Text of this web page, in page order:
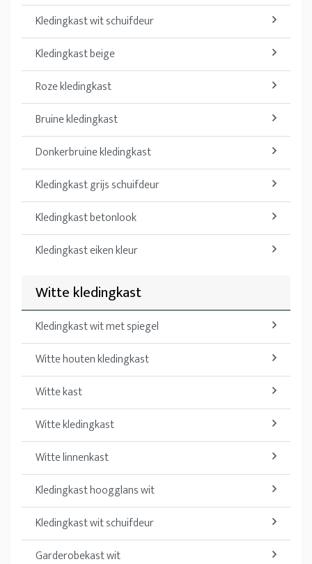
Kledingkast wit schuifdeur
Kledingkast beige
Roze kledingkast
Bruine kledingkast
Donkerbruine kledingkast
Kledingkast grijs schuifdeur
Kledingkast betonlook
Kledingkast eiken kleur
Witte kledingkast
Kledingkast wit met spiegel
Witte houten kledingkast
Witte kast
Witte kledingkast
Witte linnenkast
Kledingkast hoogglans wit
Kledingkast wit schuifdeur
Garderobekast wit